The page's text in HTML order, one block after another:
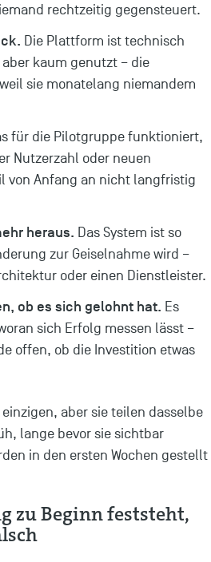
rechtzeitig gegensteuert.
Die Plattform ist technisch
kaum genutzt – die
sie monatelang niemandem
für die Pilotgruppe funktioniert,
Nutzerzahl oder neuen
von Anfang an nicht langfristig
heraus. Das System ist so
zur Geiselnahme wird –
oder einen Dienstleister.
ob es sich gelohnt hat. Es
sich Erfolg messen lässt –
offen, ob die Investition etwas
aber sie teilen dasselbe
lange bevor sie sichtbar
in den ersten Wochen gestellt
zu Beginn feststeht,